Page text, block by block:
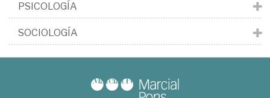
PSICOLOGÍA
SOCIOLOGÍA